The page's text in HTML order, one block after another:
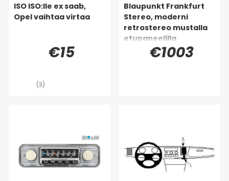
ISO ISO:lle ex saab,
Opel vaihtaa virtaa
€15
(3)
Blaupunkt Frankfurt
Stereo, moderni
retrostereo mustalla
etupaneelilla
€1003